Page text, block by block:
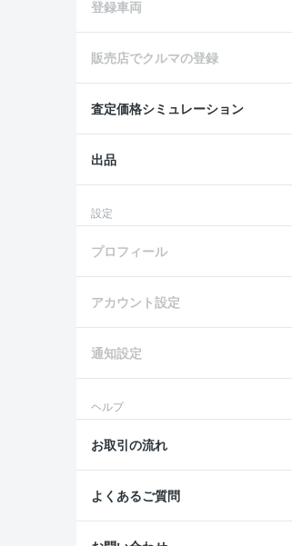
登録車両
販売店でクルマの登録
査定価格シミュレーション
出品
設定
プロフィール
アカウント設定
通知設定
ヘルプ
お取引の流れ
よくあるご質問